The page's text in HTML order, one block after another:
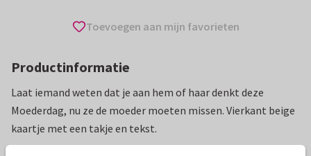
Toevoegen aan mijn favorieten
Productinformatie
Laat iemand weten dat je aan hem of haar denkt deze
Moederdag, nu ze de moeder moeten missen. Vierkant beige
kaartje met een takje en tekst.